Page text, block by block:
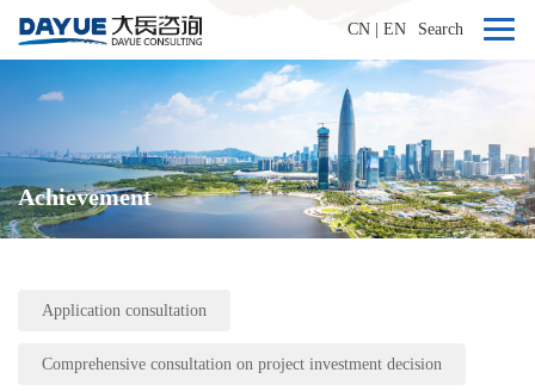
CN EN Search
Achievement
Application consultation
Comprehensive consultation on project investment decision